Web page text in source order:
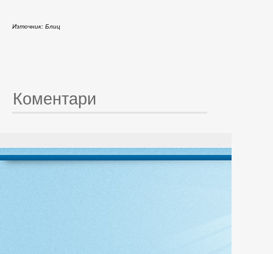
Източник: Блиц
Коментари